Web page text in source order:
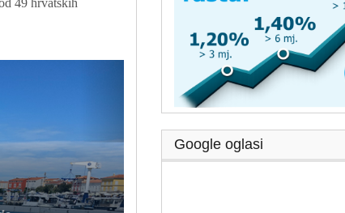
49 hrvatskih
Google oglasi